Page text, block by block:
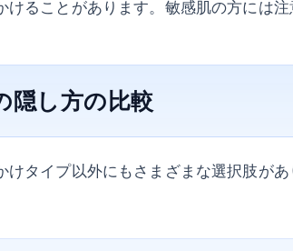
ることがあります。敏感肌の方には注
隠し方の比較
タイプ以外にもさまざまな選択肢が